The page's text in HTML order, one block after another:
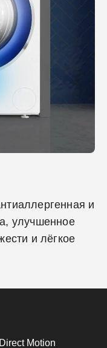
и
улучшенное
и лёгкое
Motion